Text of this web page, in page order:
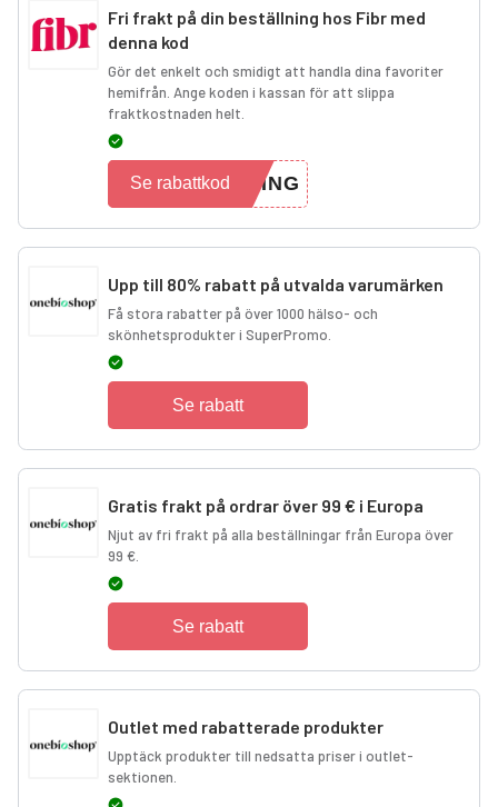
Fri frakt på din beställning hos Fibr med
denna kod
Gör det enkelt och smidigt att handla dina favoriter
hemifrån. Ange koden i kassan för att slippa
fraktkostnaden helt.
PING
Se rabattkod
Upp till 80% rabatt på utvalda varumärken
Få stora rabatter på över 1000 hälso- och
skönhetsprodukter i SuperPromo.
Se rabatt
Gratis frakt på ordrar över 99 € i Europa
Njut av fri frakt på alla beställningar från Europa över
99 €.
Se rabatt
Outlet med rabatterade produkter
Upptäck produkter till nedsatta priser i outlet-
sektionen.